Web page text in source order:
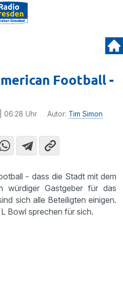
Football -
| 06:28 Uhr Autor: Tim Simon
- dass die Stadt mit dem
würdiger Gastgeber für das
sich alle Beteiligten einigen.
Bowl sprechen für sich.